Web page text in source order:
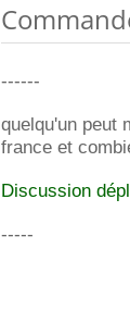
------
quelqu'un peut
france et
Discussion
-----